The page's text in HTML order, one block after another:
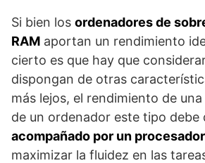
Si bien los ordenadores de
RAM aportan un rendimiento
cierto es que hay que
dispongan de otras
más lejos, el rendimiento de
de un ordenador este tipo debe
acompañado por un
maximizar la fluidez en las